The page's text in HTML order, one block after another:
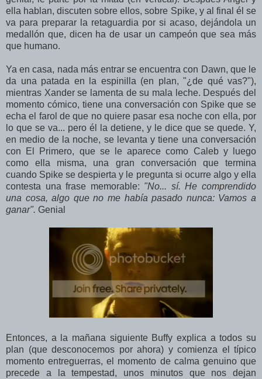
ella hablan, discuten sobre ellos, sobre Spike, y al final él se
va para preparar la retaguardia por si acaso, dejándola un
medallón que, dicen ha de usar un campeón que sea más
que humano.
Ya en casa, nada más entrar se encuentra con Dawn, que le
da una patada en la espinilla (en plan, "¿de qué vas?"),
mientras Xander se lamenta de su mala leche. Después del
momento cómico, tiene una conversación con Spike que se
echa el farol de que no quiere pasar esa noche con ella, por
lo que se va... pero él la detiene, y le dice que se quede. Y,
en medio de la noche, se levanta y tiene una conversación
con El Primero, que se le aparece como Caleb y luego
como ella misma, una gran conversación que termina
cuando Spike se despierta y le pregunta si ocurre algo y ella
contesta una frase memorable: "No... sí. He comprendido
una cosa, algo que no me había pasado nunca: Vamos a
ganar". Genial
Entonces, a la mañana siguiente Buffy explica a todos su
plan (que desconocemos por ahora) y comienza el típico
momento entreguerras, el momento de calma genuino que
precede a la tempestad, unos minutos que nos dejan